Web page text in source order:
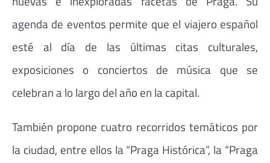
agenda de eventos permite que el viajero español
esté al día de las últimas citas culturales,
exposiciones o conciertos de música que se
celebran a lo largo del año en la capital.
También propone cuatro recorridos temáticos por
la ciudad, entre ellos la “Praga Histórica”, la “Praga